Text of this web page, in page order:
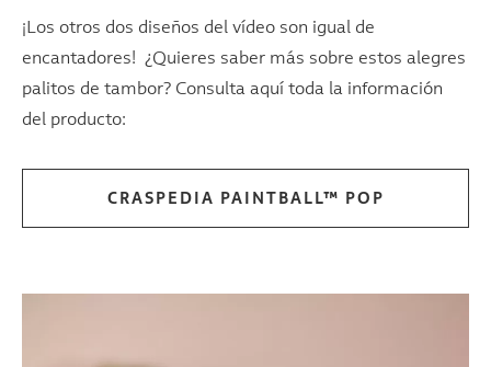
¡Los otros dos diseños del vídeo son igual de
encantadores! ¿Quieres saber más sobre estos alegres
palitos de tambor? Consulta aquí toda la información
del producto:
CRASPEDIA PAINTBALL™ POP